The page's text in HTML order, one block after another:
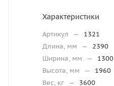
Характеристики
Артикул —
1321
Длина, мм
—
2390
Ширина, мм
—
1300
Высота, мм
—
1960
Вес, кг —
3600